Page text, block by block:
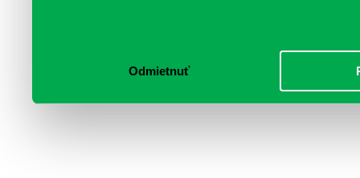
Odmietnuť